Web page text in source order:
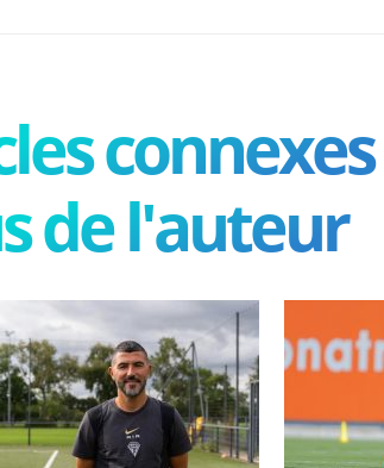
connexes
de l'auteur